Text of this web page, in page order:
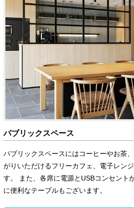
パブリックスペース
パブリックスペースにはコーヒーやお茶
がりいただけるフリーカフェ、電子レン
す。 また、各席に電源とUSBコンセント
に便利なテーブルもございます。